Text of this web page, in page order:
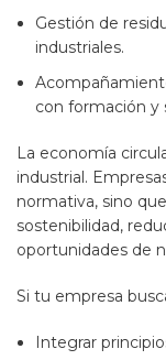
Gestión de
industriales.
con formación y
La economía
industrial.
normativa, sino
sostenibilidad,
oportunidades de
Si tu empresa
Integrar